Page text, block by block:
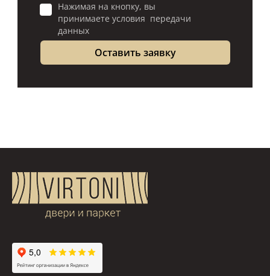
Нажимая на кнопку, вы
принимаете условия передачи
данных